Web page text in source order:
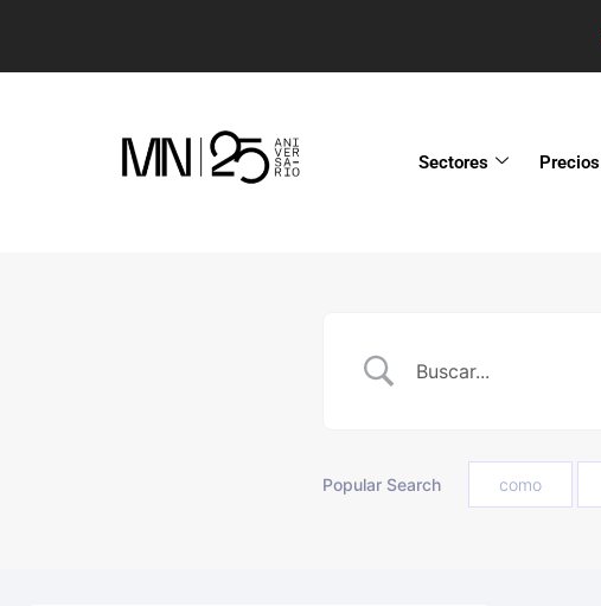
Sectores Precios
Popular Search como